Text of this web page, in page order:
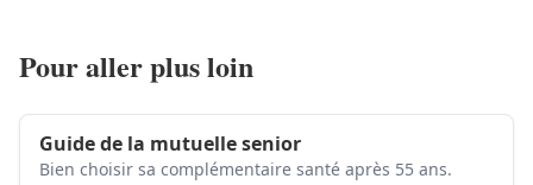
Pour aller plus loin
Guide de la mutuelle senior
Bien choisir sa complémentaire santé après 55 ans.